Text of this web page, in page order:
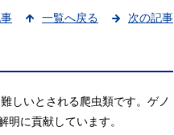
一覧へ戻る 次の記事
しいとされる爬虫類です。ゲノ
に貢献しています。